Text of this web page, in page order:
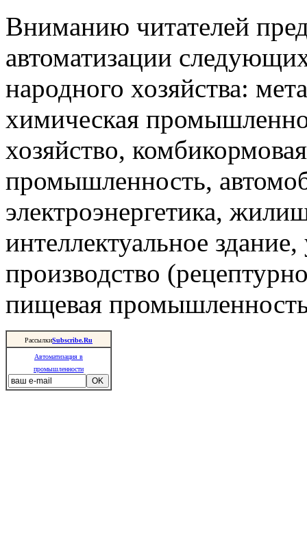
Вниманию читателей
автоматизации
народного хозяйства:
химическая
хозяйство,
промышленность,
электроэнергетика,
интеллектуальное
производство
пищевая
РассылкиSubscribe.Ru
Автоматизация в
промышленности